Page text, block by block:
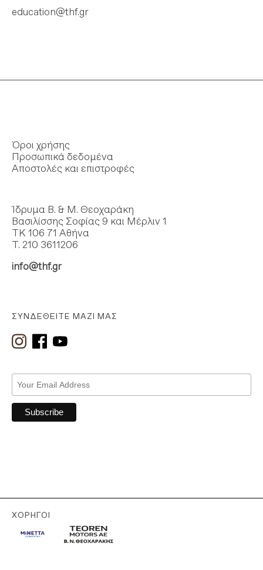
education@thf.gr
Όροι χρήσης
Προσωπικά δεδομένα
Αποστολές και επιστροφές
ΣΥΝΔΕΘΕΊΤΕ ΜΑΖΊ ΜΑΣ
Ίδρυμα Β. & Μ. Θεοχαράκη
Βασιλίσσης Σοφίας 9 και Μέρλιν 1
ΤΚ 106 71 Αθήνα
Τ. 210 3611206
info@thf.gr
ΧΟΡΗΓΟΊ